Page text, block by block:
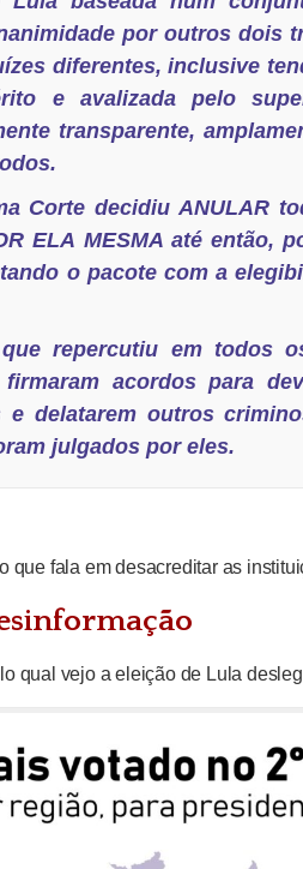
por outros dois
diferentes, inclusive
e avalizada pelo
transparente,
Corte decidiu ANULAR
ELA MESMA até
o pacote com a
que repercutiu em todos
acordos para
delatarem outros
julgados por eles.
que fala em desacreditar as
qual vejo a eleição de Lula